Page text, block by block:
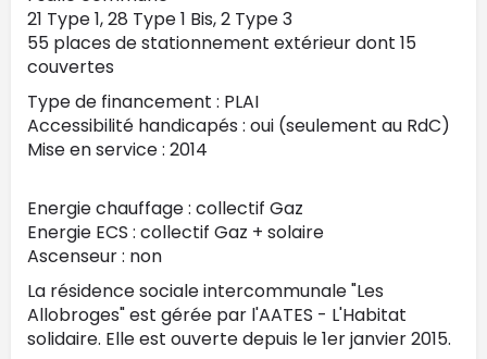
21 Type 1, 28 Type 1 Bis, 2 Type 3
55 places de stationnement extérieur dont 15
couvertes
Type de financement : PLAI
Accessibilité handicapés : oui (seulement au RdC)
Mise en service : 2014
Energie chauffage : collectif Gaz
Energie ECS : collectif Gaz + solaire
Ascenseur : non
La résidence sociale intercommunale "Les
Allobroges" est gérée par l'AATES - L'Habitat
solidaire. Elle est ouverte depuis le 1er janvier 2015.